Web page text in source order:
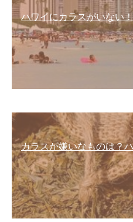
ハワイにカラスがいな
カラスが嫌いなものは？